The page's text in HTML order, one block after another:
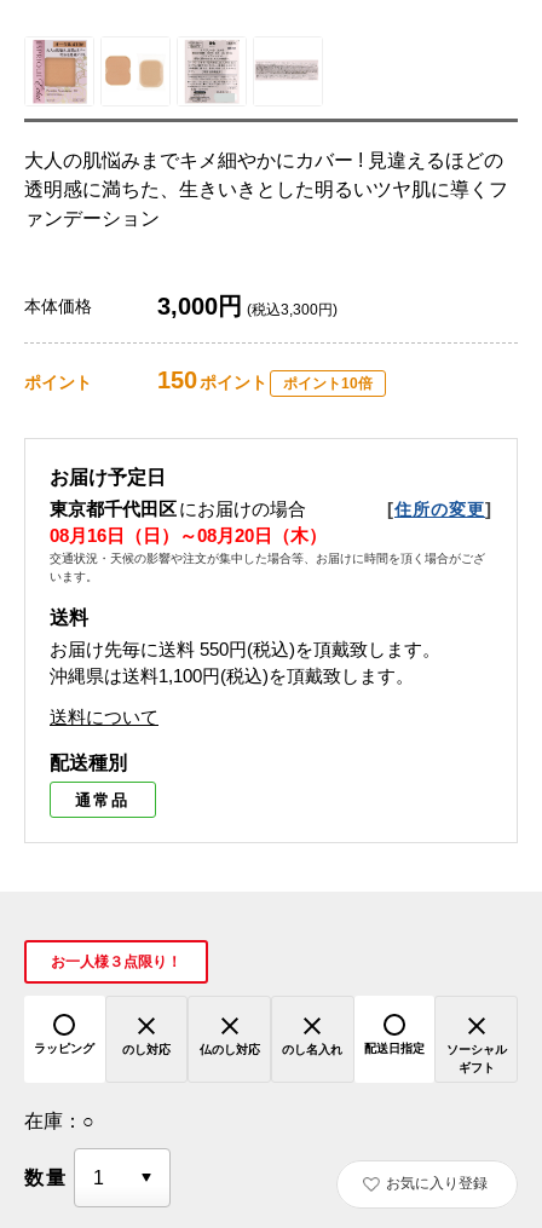
大人の肌悩みまでキメ細やかにカバー ! 見違えるほどの
透明感に満ちた、生きいきとした明るいツヤ肌に導くフ
ァンデーション
本体価格 3,000円 (税込3,300円)
ポイント 150ポイント ポイント10倍
お届け予定日
東京都千代田区にお届けの場合 [住所の変更]
08月16日（日）～08月20日（木）
交通状況・天候の影響や注文が集中した場合等、お届けに時間を頂く場合がござ
います。
送料
お届け先毎に送料 550円(税込)を頂戴致します。
沖縄県は送料1,100円(税込)を頂戴致します。
送料について
配送種別
通常品
お一人様３点限り！
ラッピング のし対応 仏のし対応 のし名入れ 配送日指定
ソーシャル
ギフト
在庫： ○
数量 お気に入り登録